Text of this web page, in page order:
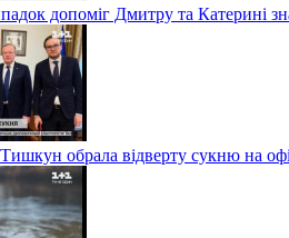
допоміг Дмитру та Катерині
обрала відверту сукню на